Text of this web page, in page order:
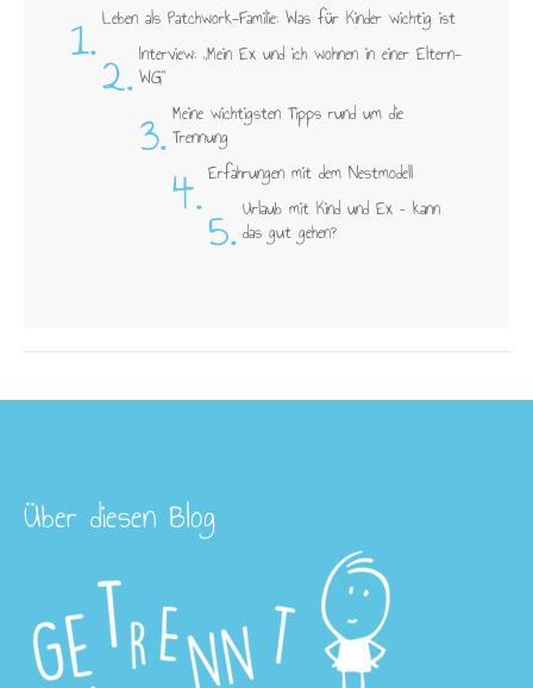
1. Leben als Patchwork-Familie: Was für Kinder wichtig ist
2. Interview: „Mein Ex und ich wohnen in einer Eltern-
WG"
3. Meine wichtigsten Tipps rund um die
Trennung
4. Erfahrungen mit dem Nestmodell
5. Urlaub mit Kind und Ex – kann
das gut gehen?
Über diesen Blog